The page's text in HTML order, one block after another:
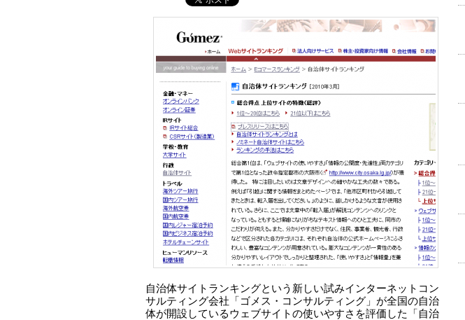
自治体サイトランキングという新しい試みインターネットコン
サルティング会社「ゴメス・コンサルティング」が全国の自治
体が開設しているウェブサイトの使いやすさを評価した「自治